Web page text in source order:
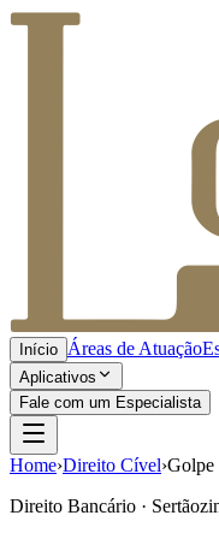
Início Áreas de Atuação
Aplicativos
Fale com um Especialista
Home›Direito Cível›Golpe
Direito Bancário ·